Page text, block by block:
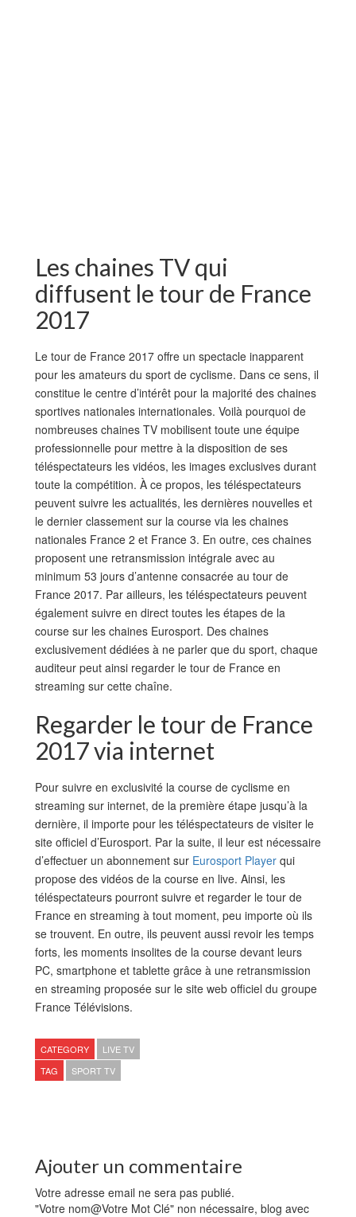
Les chaines TV qui
diffusent le tour de France
2017
Le tour de France 2017 offre un spectacle inapparent
pour les amateurs du sport de cyclisme. Dans ce sens, il
constitue le centre d’intérêt pour la majorité des chaines
sportives nationales internationales. Voilà pourquoi de
nombreuses chaines TV mobilisent toute une équipe
professionnelle pour mettre à la disposition de ses
téléspectateurs les vidéos, les images exclusives durant
toute la compétition. À ce propos, les téléspectateurs
peuvent suivre les actualités, les dernières nouvelles et
le dernier classement sur la course via les chaines
nationales France 2 et France 3. En outre, ces chaines
proposent une retransmission intégrale avec au
minimum 53 jours d’antenne consacrée au tour de
France 2017. Par ailleurs, les téléspectateurs peuvent
également suivre en direct toutes les étapes de la
course sur les chaines Eurosport. Des chaines
exclusivement dédiées à ne parler que du sport, chaque
auditeur peut ainsi regarder le tour de France en
streaming sur cette chaîne.
Regarder le tour de France
2017 via internet
Pour suivre en exclusivité la course de cyclisme en
streaming sur internet, de la première étape jusqu’à la
dernière, il importe pour les téléspectateurs de visiter le
site officiel d’Eurosport. Par la suite, il leur est nécessaire
d’effectuer un abonnement sur Eurosport Player qui
propose des vidéos de la course en live. Ainsi, les
téléspectateurs pourront suivre et regarder le tour de
France en streaming à tout moment, peu importe où ils
se trouvent. En outre, ils peuvent aussi revoir les temps
forts, les moments insolites de la course devant leurs
PC, smartphone et tablette grâce à une retransmission
en streaming proposée sur le site web officiel du groupe
France Télévisions.
CATEGORY
LIVE TV
TAG
SPORT TV
Ajouter un commentaire
Votre adresse email ne sera pas publié.
"Votre nom@Votre Mot Clé" non nécessaire, blog avec